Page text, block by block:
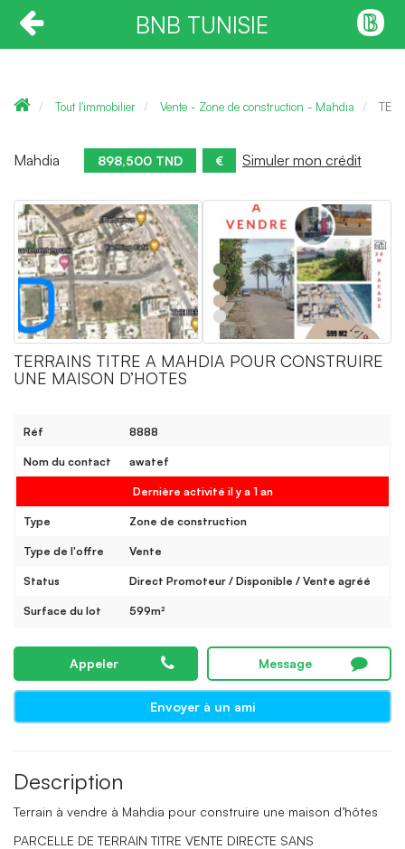
BNB TUNISIE
Tout l'immobilier Vente - Zone de construction - Mahdia
Mahdia 898,500 TND € Simuler mon crédit
TERRAINS TITRE A MAHDIA POUR CONSTRUIRE
UNE MAISON D’HOTES
Réf 8888
Nom du contact awatef
Dernière activité il y a 1 an
Type Zone de construction
Type de l'offre Vente
Status Direct Promoteur / Disponible / Vente agréé
Surface du lot 599m²
Appeler Message
Envoyer à un ami
Description
Terrain à vendre à Mahdia pour construire une maison d’hôtes
PARCELLE DE TERRAIN TITRE VENTE DIRECTE SANS